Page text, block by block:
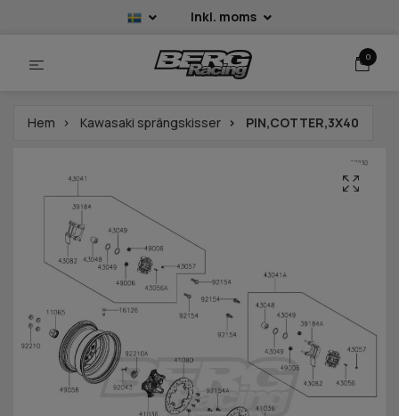
Inkl. moms
0
Hem Kawasaki sprängskisser PIN,COTTER,3X40